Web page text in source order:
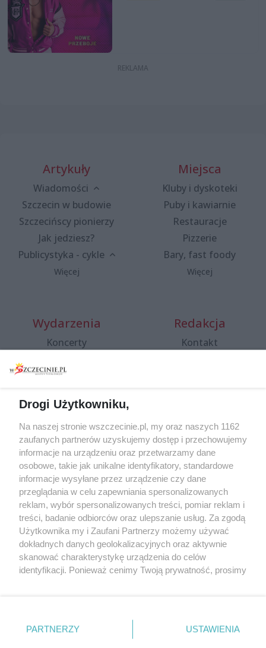
Artykuły
Wiadomości
Szczecin w budowie
Szczecińscy pionierzy
Jak jedziesz?
Publicystyka - cykle
Więcej
Miejsca
Kluby i dyskoteki
Puby i kawiarnie
Restauracje
Pizzerie
Bary, fast foody
Więcej
Wydarzenia
Koncerty
Spacery i oprowadzania
targi
Wernisaże
Więcej
Redakcja
Kontakt
Specjalny koncert z okazji
20. urodzin portalu
wSzczecinie.pl
Regulamin konkursów
śniadaniówka "Hej
Szczecin! Jest piątek!"
Partnerzy
Praca Szczecin
Drogi Użytkowniku,
Na naszej stronie wszczecinie.pl, my oraz naszych 1162
zaufanych partnerów uzyskujemy dostęp i przechowujemy
informacje na urządzeniu oraz przetwarzamy dane
osobowe, takie jak unikalne identyfikatory, standardowe
informacje wysyłane przez urządzenie czy dane
przeglądania w celu zapewniania spersonalizowanych
reklam, wybór spersonalizowanych treści, pomiar reklam i
treści, badanie odbiorców oraz ulepszanie usług. Za zgodą
Użytkownika my i Zaufani Partnerzy możemy używać
dokładnych danych geolokalizacyjnych oraz aktywnie
skanować charakterystykę urządzenia do celów
identyfikacji. Ponieważ cenimy Twoją prywatność, prosimy
prywatności znajdujący się w lewym dolnym rogu strony
. Niektóre rodzaje przetwarzania danych nie wymagają
PARTNERZY USTAWIENIA